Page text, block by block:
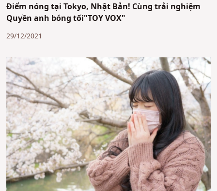
Điểm nóng tại Tokyo, Nhật Bản! Cùng trải nghiệm
Quyền anh bóng tối"TOY VOX"
29/12/2021